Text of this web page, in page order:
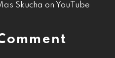
Skucha on YouTube